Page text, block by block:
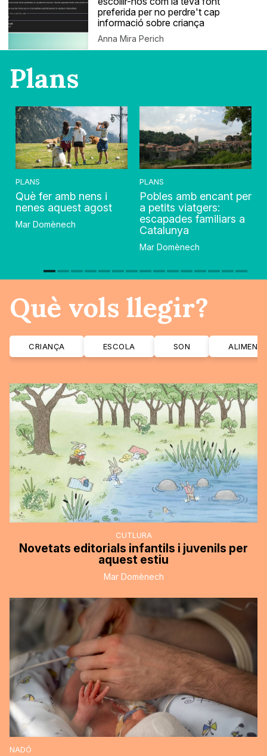
preferida per no perdre't cap
informació sobre criança
Anna Mira Perich
Plans
PLANS
Què fer amb nens i
nenes aquest agost
Mar Domènech
PLANS
Pobles amb encant per
a petits viatgers:
escapades familiars a
Catalunya
Mar Domènech
Què vols llegir?
CRIANÇA ESCOLA SON
NADÓ
CUTLURA
Novetats editorials infantils i juvenils per
aquest estiu
Mar Domènech